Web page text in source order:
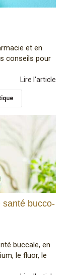
et en
conseils pour
Lire l'article
santé bucco-
buccale, en
le fluor, le